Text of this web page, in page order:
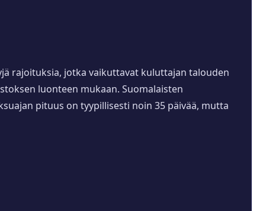
rajoituksia, jotka vaikuttavat kuluttajan talouden
luonteen mukaan. Suomalaisten
pituus on tyypillisesti noin 35 päivää, mutta